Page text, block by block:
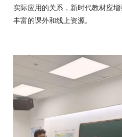
实际应用的关系，新时代教材应
丰富的课外和线上资源。